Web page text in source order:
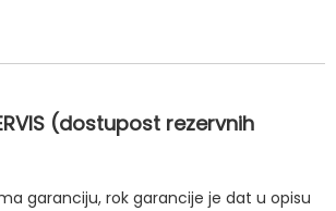
(dostupost rezervnih
garanciju, rok garancije je dat u opisu